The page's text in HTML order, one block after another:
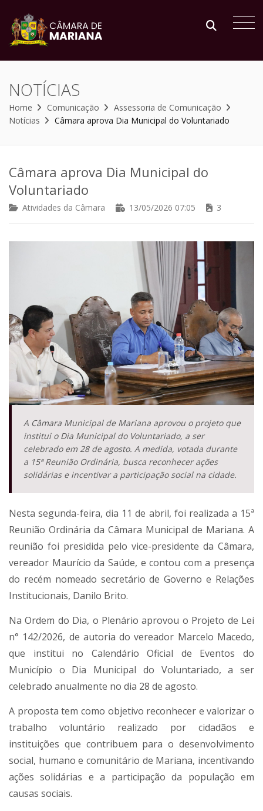
NOTÍCIAS
Home Comunicação
Assessoria de Comunicação
Notícias
Câmara aprova Dia Municipal do Voluntariado
Câmara aprova Dia Municipal do
Voluntariado
Atividades da Câmara 13/05/2026 07:05 3
A Câmara Municipal de Mariana aprovou o projeto que
institui o Dia Municipal do Voluntariado, a ser
celebrado em 28 de agosto. A medida, votada durante
a 15ª Reunião Ordinária, busca reconhecer ações
solidárias e incentivar a participação social na cidade.
Nesta segunda-feira, dia 11 de abril, foi realizada a 15ª
Reunião Ordinária da Câmara Municipal de Mariana. A
reunião foi presidida pelo vice-presidente da Câmara,
vereador Maurício da Saúde, e contou com a presença
do recém nomeado secretário de Governo e Relações
Institucionais, Danilo Brito.
Na Ordem do Dia, o Plenário aprovou o Projeto de Lei
n° 142/2026, de autoria do vereador Marcelo Macedo,
que institui no Calendário Oficial de Eventos do
Município o Dia Municipal do Voluntariado, a ser
celebrado anualmente no dia 28 de agosto.
A proposta tem como objetivo reconhecer e valorizar o
trabalho voluntário realizado por cidadãos e
instituições que contribuem para o desenvolvimento
social, humano e comunitário de Mariana, incentivando
ações solidárias e a participação da população em
causas sociais.